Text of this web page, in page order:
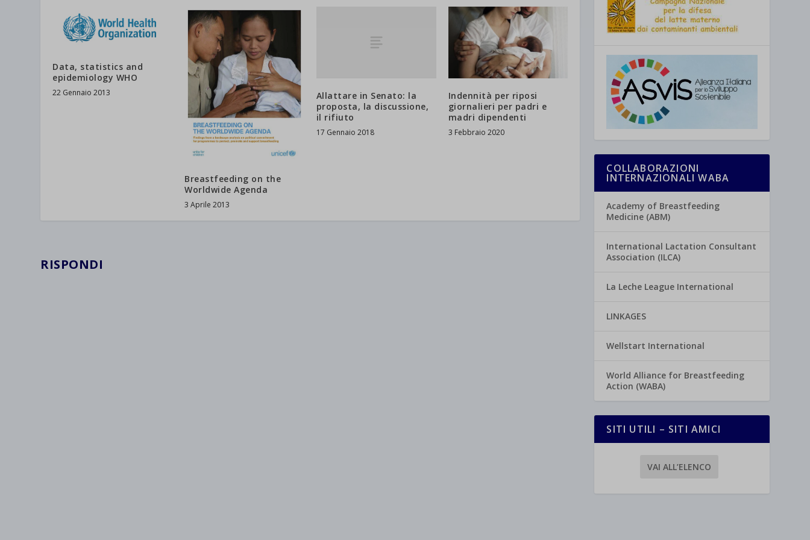
Data, statistics and
epidemiology WHO
22 Gennaio 2013
Breastfeeding on the
Worldwide Agenda
3 Aprile 2013
Allattare in Senato: la
proposta, la discussione,
il rifiuto
17 Gennaio 2018
Indennità per riposi
giornalieri per padri e
madri dipendenti
3 Febbraio 2020
RISPONDI
COLLABORAZIONI
INTERNAZIONALI WABA
Academy of Breastfeeding
Medicine (ABM)
International Lactation Consultant
Association (ILCA)
La Leche League International
LINKAGES
Wellstart International
World Alliance for Breastfeeding
Action (WABA)
SITI UTILI – SITI AMICI
VAI ALL’ELENCO
et-saved-post*